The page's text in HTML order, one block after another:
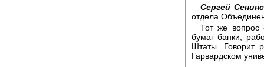
Сергей
отдела
Тот же
бумаг банки,
Штаты. Говорит
Гарвардском